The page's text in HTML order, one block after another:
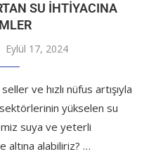
SU İHTIYACINA
Eylül 17, 2024
ve hızlı nüfus artışıyla
yükselen su
suya ve yeterli
altına alabiliriz? …